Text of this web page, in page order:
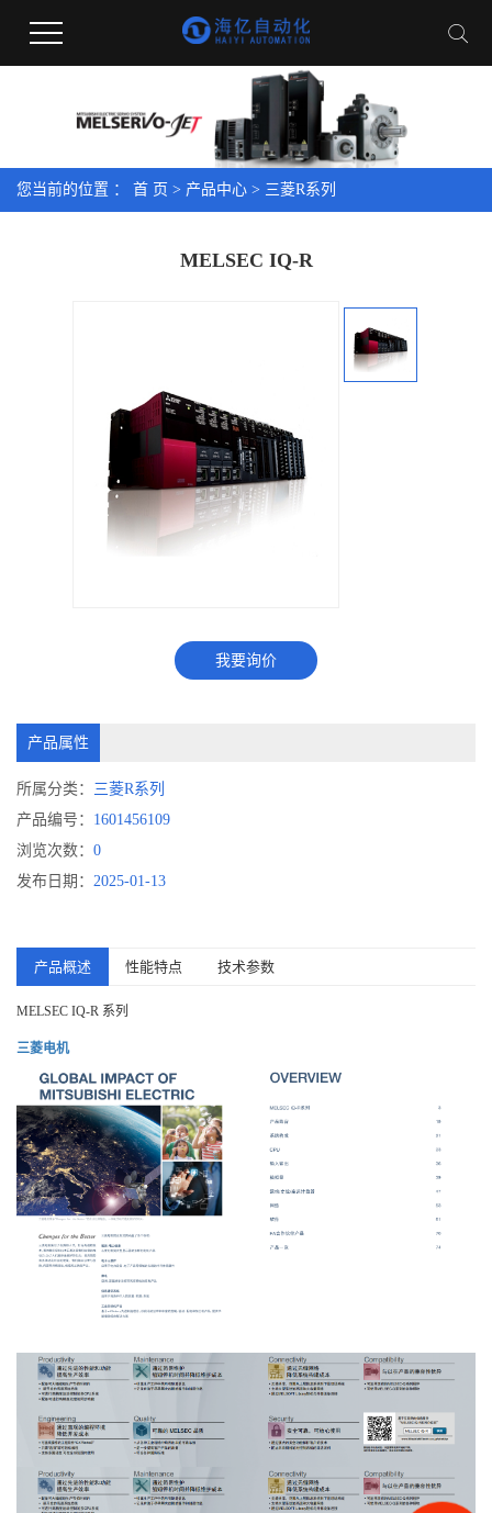
您当前的位置 ： 首 页 > 产品中心 > 三菱R系列
MELSEC IQ-R
我要询价
产品属性
所属分类： 三菱R系列
产品编号： 1601456109
浏览次数： 0
发布日期： 2025-01-13
产品概述 性能特点 技术参数
MELSEC IQ-R 系列
三菱电机